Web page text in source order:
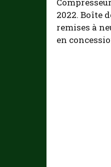
2022. Boîte
remises à
en